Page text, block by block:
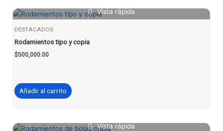
Vista rápida
DESTACADOS
Rodamientos tipo y copia
$500,000.00
Añadir al carrito
Vista rápida